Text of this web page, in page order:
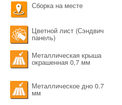
Сборка на месте
Цветной лист (Сэндвич
панель)
Металлическая крыша
окрашенная 0,7 мм
Металлическое дно 0.7
мм